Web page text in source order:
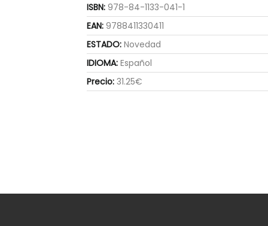
ISBN: 978-84-1133-041-1
EAN: 9788411330411
ESTADO: Novedad
IDIOMA: Español
Precio: 31.25€